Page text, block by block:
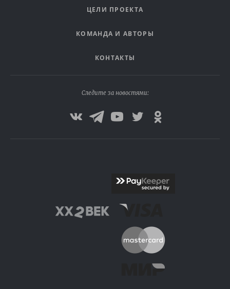
ЦЕЛИ ПРОЕКТА
КОМАНДА И АВТОРЫ
КОНТАКТЫ
Следите за новостями: